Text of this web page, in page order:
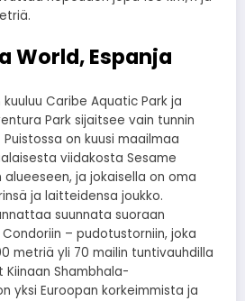
World, Espanja
Caribe Aquatic Park ja
Park sijaitsee vain tunnin
on kuusi maailmaa
viidakosta Sesame
ja jokaisella on oma
ja laitteidensa joukko.
suunnata suoraan
– pudotustorniin, joka
metriä yli 70 mailin tuntivauhdilla
Kiinaan Shambhala-
yksi Euroopan korkeimmista ja